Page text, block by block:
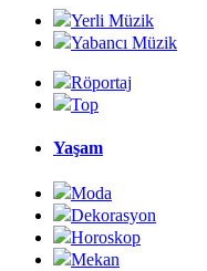
Yerli Müzik
Yabancı Müzik
Röportaj
Top
Yaşam
Moda
Dekorasyon
Horoskop
Mekan